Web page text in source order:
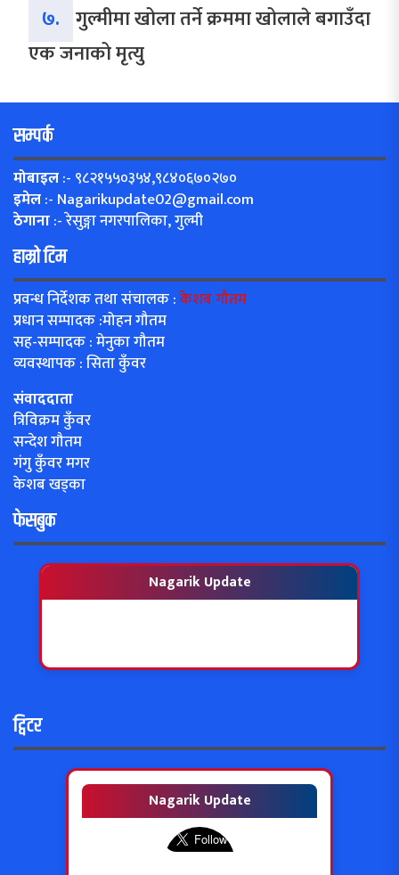
७. गुल्मीमा खोला तर्ने क्रममा खोलाले बगाउँदा
एक जनाको मृत्यु
सम्पर्क
मोबाइल:- ९८२१५५०३५४,९८४०६७०२७०
इमेल:- Nagarikupdate02@gmail.com
ठेगाना:- रेसुङ्गा नगरपालिका, गुल्मी
हाम्रो टिम
प्रवन्ध निर्देशक तथा संचालक :केशब गौतम
प्रधान सम्पादक :मोहन गौतम
सह-सम्पादक : मेनुका गौतम
व्यवस्थापक : सिता कुँवर
संवाददाता
त्रिविक्रम कुँवर
सन्देश गौतम
गंगु कुँवर मगर
केशब खड्का
फेसबुक
Nagarik Update
ट्विटर
Nagarik Update